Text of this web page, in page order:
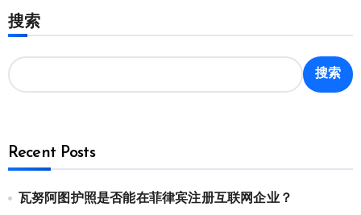
搜索
搜索
Recent Posts
瓦努阿图护照是否能在菲律宾注册互联网企业？